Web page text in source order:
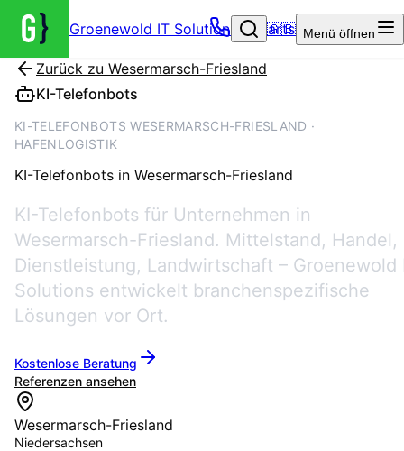
Groenewold IT Solutions – Startseite
🇬🇧 Menü öffnen
Zurück zu Wesermarsch-Friesland
KI-Telefonbots
KI-TELEFONBOTS WESERMARSCH-FRIESLAND ·
HAFENLOGISTIK
KI-Telefonbots in Wesermarsch-Friesland
KI-Telefonbots für Unternehmen in
Wesermarsch-Friesland. Mittelstand, Handel,
Dienstleistung, Landwirtschaft – Groenewold
Solutions entwickelt branchenspezifische
Lösungen vor Ort.
Kostenlose Beratung
Referenzen ansehen
Wesermarsch-Friesland
Niedersachsen